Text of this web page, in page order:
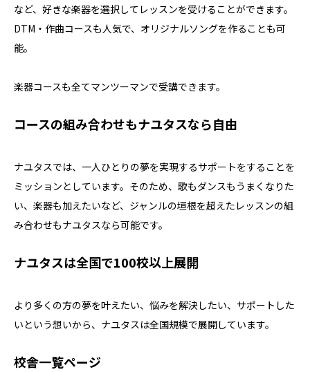
など、好きな楽器を選択してレッスンを受けることができます。
DTM・作曲コースも人気で、オリジナルソングを作ることも可
能。
楽器コースも全てマンツーマンで受講できます。
コースの組み合わせもナユタスなら自由
ナユタスでは、一人ひとりの夢を実現するサポートをすることを
ミッションとしています。そのため、歌もダンスもうまくなりた
い、楽器も加えたいなど、ジャンルの垣根を超えたレッスンの組
み合わせもナユタスなら可能です。
ナユタスは全国で100校以上展開
より多くの方の夢を叶えたい、悩みを解決したい、サポートした
いという想いから、ナユタスは全国規模で展開しています。
校舎一覧ページ